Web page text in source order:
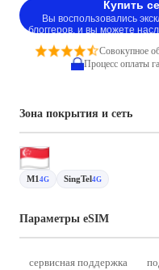
Купить
Вы воспользовались
блоггеров, и вы можете
Совокупное
Процесс оплаты
Зона покрытия и сеть
M1 4G SingTel4G
Параметры eSIM
сервисная поддержка